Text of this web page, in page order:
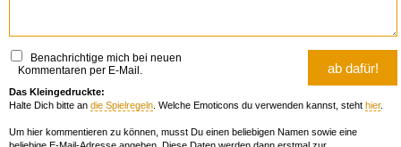
Benachrichtige mich bei neuen
Kommentaren per E-Mail.
Das Kleingedruckte:
Halte Dich bitte an die Spielregeln . Welche Emoticons du verwenden kannst, steht hier.
Um hier kommentieren zu können, musst Du einen beliebigen Namen sowie eine